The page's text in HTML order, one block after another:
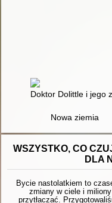
Doktor Dolittle i jego
Nowa ziemia
WSZYSTKO, CO
DLA
Bycie nastolatkiem to
zmiany w ciele i
przytłaczać.